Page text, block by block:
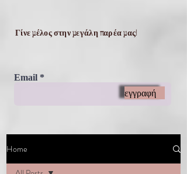
Email
εγγραφή
Γίνε μέλος στην μεγάλη παρέα μας!
Home